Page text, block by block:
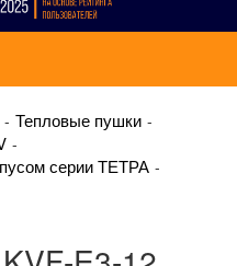
Тепловые пушки
серии ТЕТРА